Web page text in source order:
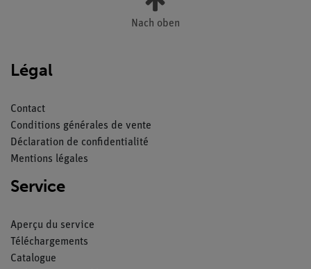
Nach oben
Légal
Contact
Conditions générales de vente
Déclaration de confidentialité
Mentions légales
Service
Aperçu du service
Téléchargements
Catalogue